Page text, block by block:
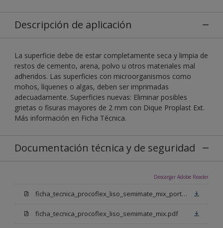
Descripción de aplicación
La superficie debe de estar completamente seca y limpia de
restos de cemento, arena, polvo u otros materiales mal
adheridos. Las superficies con microorganismos como
mohos, líquenes o algas, deben ser imprimadas
adecuadamente. Superficies nuevas: Eliminar posibles
grietas o fisuras mayores de 2 mm con Dique Proplast Ext.
Más información en Ficha Técnica.
Documentación técnica y de seguridad
Descargar Adobe Reader
ficha_tecnica_procoflex_liso_semimate_mix_portugues.pdf
ficha_tecnica_procoflex_liso_semimate_mix.pdf